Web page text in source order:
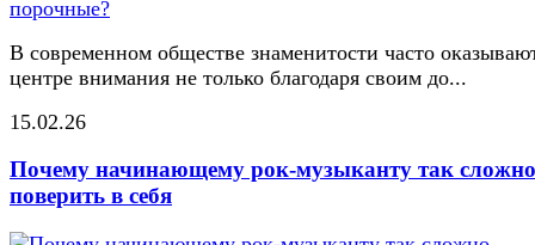
В современном обществе знаменитости часто
центре внимания не только благодаря своим до...
15.02.26
Почему начинающему рок-музыканту так сложно
поверить в себя